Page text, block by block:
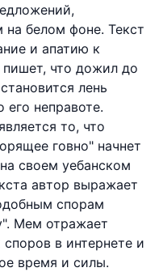
белом фоне. Текст
и апатию к
что дожил до
лень
его неправоте.
то, что
говно" начнет
своем уебанском
автор выражает
спорам
Мем отражает
в интернете и
время и силы.